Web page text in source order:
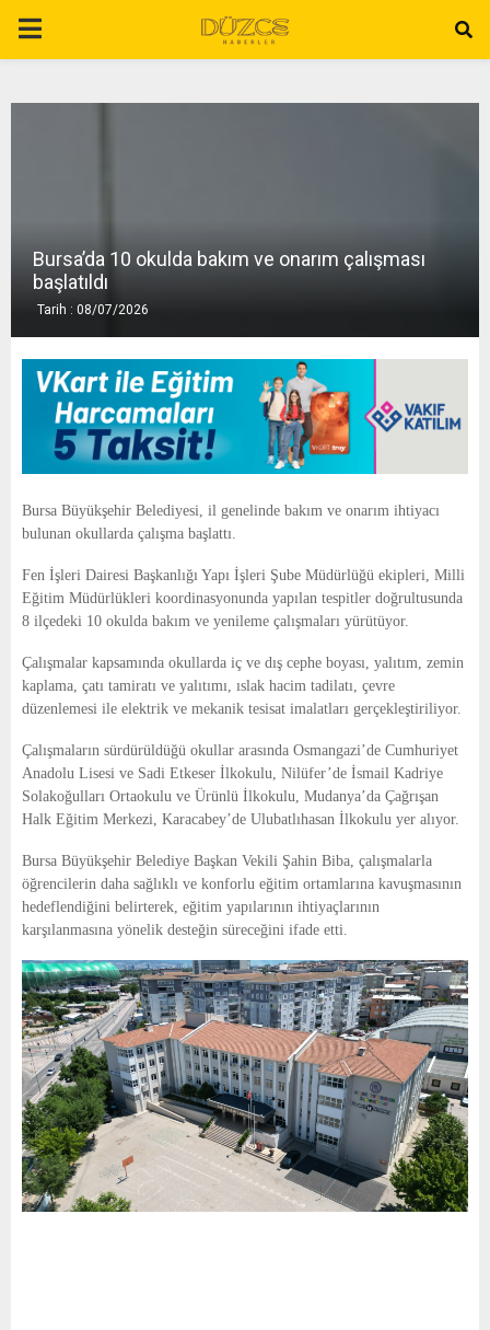
P
A
E
U
Bursa’da 10 okulda bakım ve onarım çalışması
başlatıldı
Tarih : 08/07/2026
Bursa Büyükşehir Belediyesi, il genelinde bakım ve onarım ihtiyacı
bulunan okullarda çalışma başlattı.
Fen İşleri Dairesi Başkanlığı Yapı İşleri Şube Müdürlüğü ekipleri, Milli
Eğitim Müdürlükleri koordinasyonunda yapılan tespitler doğrultusunda
8 ilçedeki 10 okulda bakım ve yenileme çalışmaları yürütüyor.
Çalışmalar kapsamında okullarda iç ve dış cephe boyası, yalıtım, zemin
kaplama, çatı tamiratı ve yalıtımı, ıslak hacim tadilatı, çevre
düzenlemesi ile elektrik ve mekanik tesisat imalatları gerçekleştiriliyor.
Çalışmaların sürdürüldüğü okullar arasında Osmangazi’de Cumhuriyet
Anadolu Lisesi ve Sadi Etkeser İlkokulu, Nilüfer’de İsmail Kadriye
Solakoğulları Ortaokulu ve Ürünlü İlkokulu, Mudanya’da Çağrışan
Halk Eğitim Merkezi, Karacabey’de Ulubatlıhasan İlkokulu yer alıyor.
Bursa Büyükşehir Belediye Başkan Vekili Şahin Biba, çalışmalarla
öğrencilerin daha sağlıklı ve konforlu eğitim ortamlarına kavuşmasının
hedeflendiğini belirterek, eğitim yapılarının ihtiyaçlarının
karşılanmasına yönelik desteğin süreceğini ifade etti.